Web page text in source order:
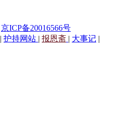
京ICP备20016566号
| 护持网站 | 报恩斋 | 大事记 |